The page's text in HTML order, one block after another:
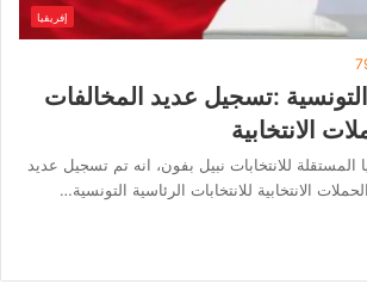
إفريقيا
التونسية :تسجيل عديد المخالفات
الانتخابية
المستقلة للانتخابات نبيل بفون، انه تم تسجيل عديد
الانتخابية للانتخابات الرئاسية التونسية…